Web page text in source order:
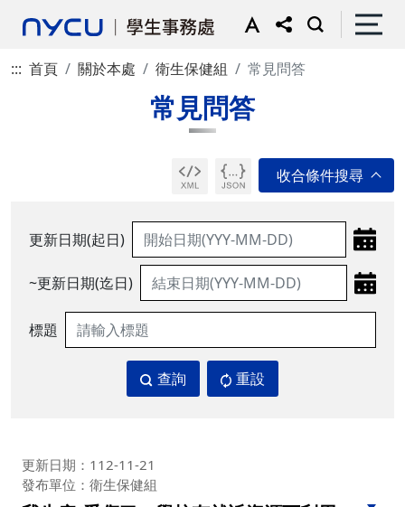
::: 首頁 關於本處 衛生保健組 常見問答
常見問答
更新日期(起日)
~更新日期(迄日)
標題
查詢 重設
更新日期：112-11-21
發布單位：衛生保健組